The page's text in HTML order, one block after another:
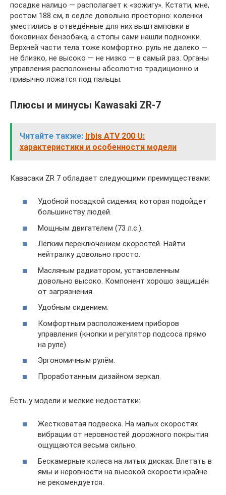
посадке налицо — располагает к «зожигу». Кстати, мне,
ростом 188 см, в седле довольно просторно: коленки
уместились в отведённые для них выштамповки в
боковинах бензобака, а стопы сами нашли подножки.
Верхней части тела тоже комфортно: руль не далеко —
не близко, не высоко — не низко — в самый раз. Органы
управления расположены абсолютно традиционно и
привычно ложатся под пальцы.
Плюсы и минусы Kawasaki ZR-7
Читайте также: Irbis ATV 200 U:
характеристики и особенности модели
Кавасаки ZR 7 обладает следующими преимуществами:
Удобной посадкой сидения, которая подойдет
большинству людей.
Мощным двигателем (73 л.с.).
Лёгким переключением скоростей. Найти
нейтралку довольно просто.
Масляным радиатором, установленным
довольно высоко. Компонент хорошо защищён
от загрязнения.
Удобным сидением.
Комфортным расположением приборов
управления (кнопки и регулятор подсоса прямо
на руле).
Эргономичным рулём.
Проработанным дизайном зеркал.
Есть у модели и мелкие недостатки:
Жестковатая подвеска. На малых скоростях
вибрации от неровностей дорожного покрытия
ощущаются весьма сильно.
Бескамерные колеса на литых дисках. Влетать в
ямы и неровности на высокой скорости крайне
не рекомендуется.